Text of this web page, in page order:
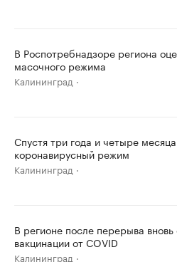
В Роспотребнадзоре региона
масочного режима
Калининград
Спустя три года и четыре
коронавирусный режим
Калининград
В регионе после перерыва
вакцинации от COVID
Калининград